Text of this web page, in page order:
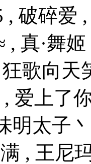
, 破碎爱
, 真·舞
歌向天
, 爱上了
明太子
, 王尼